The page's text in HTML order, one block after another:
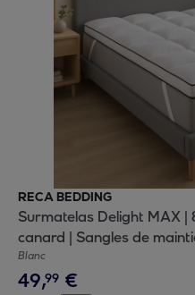
RECA BEDDING
Surmatelas Delight MAX |
canard | Sangles de
Blanc
49,99 €